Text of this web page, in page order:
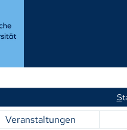
S
Veranstaltungen